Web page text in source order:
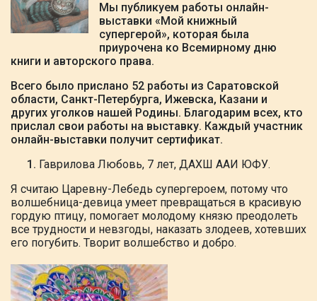
Мы публикуем работы онлайн-
выставки «Мой книжный
супергерой», которая была
приурочена ко Всемирному дню
книги и авторского права.
Всего было прислано 52 работы из Саратовской
области, Санкт-Петербурга, Ижевска, Казани и
других уголков нашей Родины. Благодарим всех, кто
прислал свои работы на выставку. Каждый участник
онлайн-выставки получит сертификат.
Гаврилова Любовь, 7 лет, ДАХШ ААИ ЮФУ.
Я считаю Царевну-Лебедь супергероем, потому что
волшебница-девица умеет превращаться в красивую
гордую птицу, помогает молодому князю преодолеть
все трудности и невзгоды, наказать злодеев, хотевших
его погубить. Творит волшебство и добро.